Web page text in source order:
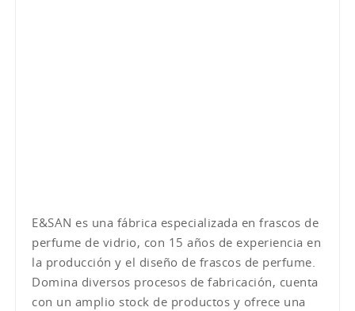
E&SAN es una fábrica especializada en frascos de
perfume de vidrio, con 15 años de experiencia en
la producción y el diseño de frascos de perfume.
Domina diversos procesos de fabricación, cuenta
con un amplio stock de productos y ofrece una